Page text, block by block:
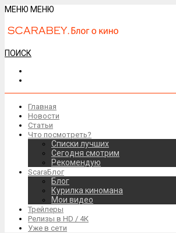
МЕНЮ МЕНЮ
ПОИСК
Главная
Новости
Статьи
Что посмотреть?
Списки лучших
Сегодня смотрим
Рекомендую
ScaraБлог
Блог
Курилка киномана
Мои видео
Трейлеры
Релизы в HD / 4К
Уже в сети